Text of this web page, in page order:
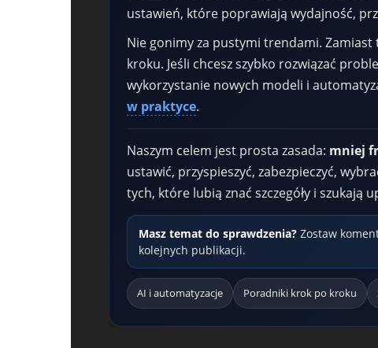
ustawień, które poprawiają wydajność,
Nie gonimy za pustymi trendami.
kroku. Jeśli chcesz szybko rozwiązać
wykorzystanie nowych modeli i
w praktyce.
Naszym celem jest prosta zasada: mniej
ustawić, przyspieszyć, zabezpieczyć,
tych, które lubią znać szczegóły i szukają
Masz temat do sprawdzenia? Zostaw
kolejnych publikacji.
AI i automatyzacje Poradniki krok po kroku